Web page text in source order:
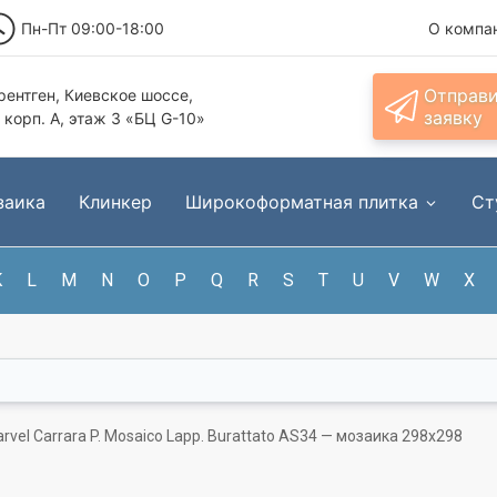
Пн-Пт 09:00-18:00 О
Киевское шоссе,
корп. А, этаж 3 «БЦ G-10»
заявку
Клинкер Широкоформатная плитка
L M N O P Q R S T U V W X
Carrara P. Mosaico Lapp. Burattato AS34 — мозаика 298x298